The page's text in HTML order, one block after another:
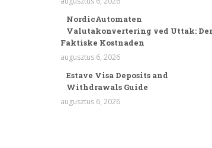
NordicAutomaten
Valutakonvertering ved Uttak:
Faktiske Kostnaden
augusztus 6, 2026
Estave Visa Deposits and
Withdrawals Guide
augusztus 6, 2026